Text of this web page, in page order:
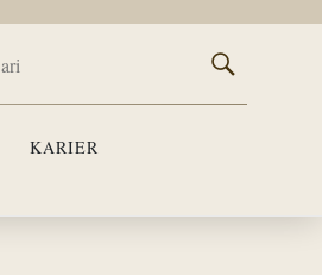
KARIER